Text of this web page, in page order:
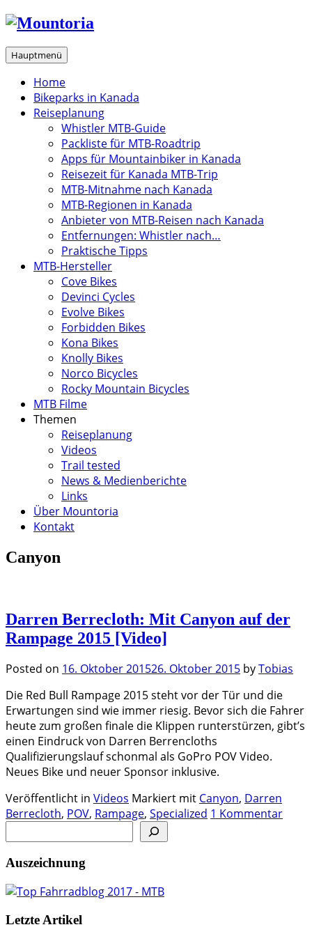
Zum
Inhalt
springen
Hauptmenü
Home
Bikeparks in Kanada
Reiseplanung
Whistler MTB-Guide
Packliste für MTB-Roadtrip
Apps für Mountainbiker in Kanada
Reisezeit für Kanada MTB-Trip
MTB-Mitnahme nach Kanada
MTB-Regionen in Kanada
Anbieter von MTB-Reisen nach Kanada
Entfernungen: Whistler nach…
Praktische Tipps
MTB-Hersteller
Cove Bikes
Devinci Cycles
Evolve Bikes
Forbidden Bikes
Kona Bikes
Knolly Bikes
Norco Bicycles
Rocky Mountain Bicycles
MTB Filme
Themen
Reiseplanung
Videos
Trail tested
News & Medienberichte
Links
Über Mountoria
Kontakt
Canyon
Darren Berrecloth: Mit Canyon auf der
Rampage 2015 [Video]
Posted on 16. Oktober 201526. Oktober 2015 byTobias
Die Red Bull Rampage 2015 steht vor der Tür und die
Erwartungen sind wie immer riesig. Bevor sich die Fahrer
heute zum großen finale die Klippen runterstürzen, gibt’s
einen Eindruck von Darren Berrencloths
Qualifizierungslauf schonmal als GoPro POV Video.
Neues Bike und neuer Sponsor inklusive.
Veröffentlicht in Videos Markiert mit Canyon, Darren
Berrecloth, POV, Rampage, Specialized 1 Kommentar
Auszeichnung
Letzte Artikel